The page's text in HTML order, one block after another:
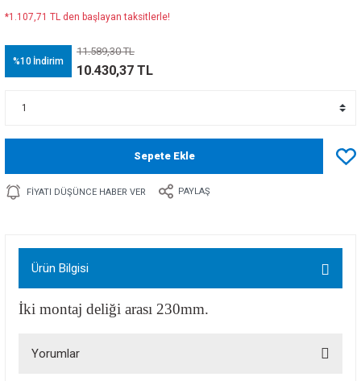
*1.107,71 TL den başlayan taksitlerle!
%10 İndirim
11.589,30 TL
10.430,37 TL
Sepete Ekle
FIYATI DÜŞÜNCE HABER VER PAYLAŞ
Ürün Bilgisi
İki montaj deliği arası 230mm.
Yorumlar